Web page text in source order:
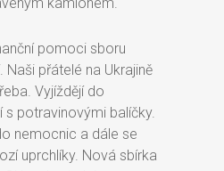
pomoci sboru
Naši přátelé na Ukrajině
Vyjíždějí do
potravinovými balíčky.
nemocnic a dále se
uprchlíky. Nová sbírka